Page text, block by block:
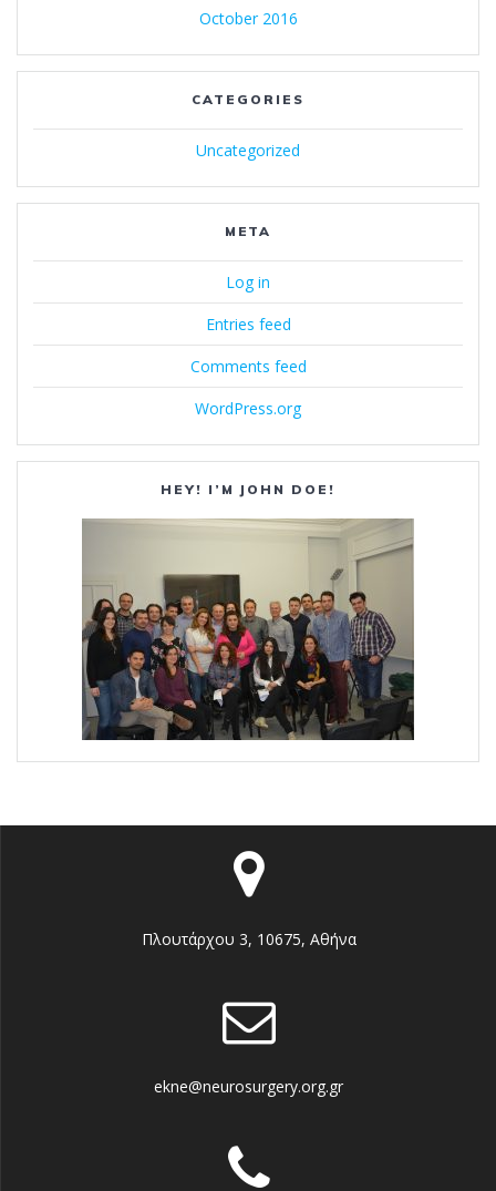
October 2016
CATEGORIES
Uncategorized
META
Log in
Entries feed
Comments feed
WordPress.org
HEY! I’M JOHN DOE!
Πλουτάρχου 3, 10675, Αθήνα
ekne@neurosurgery.org.gr